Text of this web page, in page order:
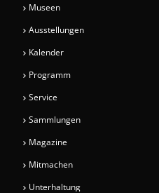
Museen
Ausstellungen
Kalender
Programm
Service
Sammlungen
Magazine
Mitmachen
Unterhaltung